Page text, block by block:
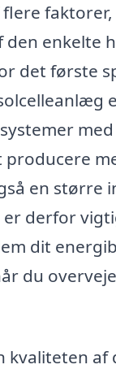
enkelte
det første
producere
en større
derfor
dit
du
kvaliteten af